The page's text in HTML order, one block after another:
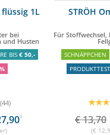
1L
bei
und Husten
BIS € 50,-
(44)
1
STRÖH
Für
SCHNÄPPCHEN
PRODUKTTEST
€ 13,70
(€